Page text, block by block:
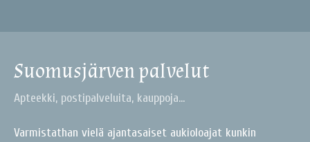
Suomusjärven palvelut
Apteekki, postipalveluita, kauppoja...
Varmistathan vielä ajantasaiset aukioloajat kunkin